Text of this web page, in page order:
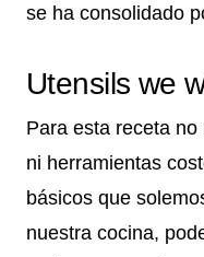
se ha consolidado
Utensils we
Para esta receta
ni herramientas
básicos que
nuestra cocina,